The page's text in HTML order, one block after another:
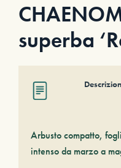
superba
Arbusto compatto,
intenso da marzo a